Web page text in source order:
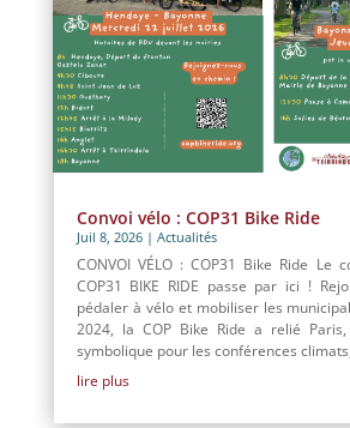
Convoi vélo : COP31 Bike Ride
Juil 8, 2026| Actualités
CONVOI VÉLO : COP31 Bike Ride Le
COP31 BIKE RIDE passe par ici !
pédaler à vélo et mobiliser les
2024, la COP Bike Ride a relié
symbolique pour les conférences
lire plus